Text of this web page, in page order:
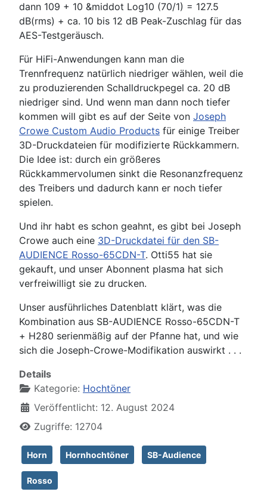
dann 109 + 10 &middot Log10 (70/1) = 127.5
dB(rms) + ca. 10 bis 12 dB Peak-Zuschlag für das
AES-Testgeräusch.
Für HiFi-Anwendungen kann man die
Trennfrequenz natürlich niedriger wählen, weil die
zu produzierenden Schalldruckpegel ca. 20 dB
niedriger sind. Und wenn man dann noch tiefer
kommen will gibt es auf der Seite von Joseph
Crowe Custom Audio Products für einige Treiber
3D-Druckdateien für modifizierte Rückkammern.
Die Idee ist: durch ein größeres
Rückkammervolumen sinkt die Resonanzfrequenz
des Treibers und dadurch kann er noch tiefer
spielen.
Und ihr habt es schon geahnt, es gibt bei Joseph
Crowe auch eine 3D-Druckdatei für den SB-
AUDIENCE Rosso-65CDN-T. Otti55 hat sie
gekauft, und unser Abonnent plasma hat sich
verfreiwilligt sie zu drucken.
Unser ausführliches Datenblatt klärt, was die
Kombination aus SB-AUDIENCE Rosso-65CDN-T
+ H280 serienmäßig auf der Pfanne hat, und wie
sich die Joseph-Crowe-Modifikation auswirkt . . .
Details
Kategorie: Hochtöner
Veröffentlicht: 12. August 2024
Zugriffe: 12704
Horn Hornhochtöner SB-Audience
Rosso